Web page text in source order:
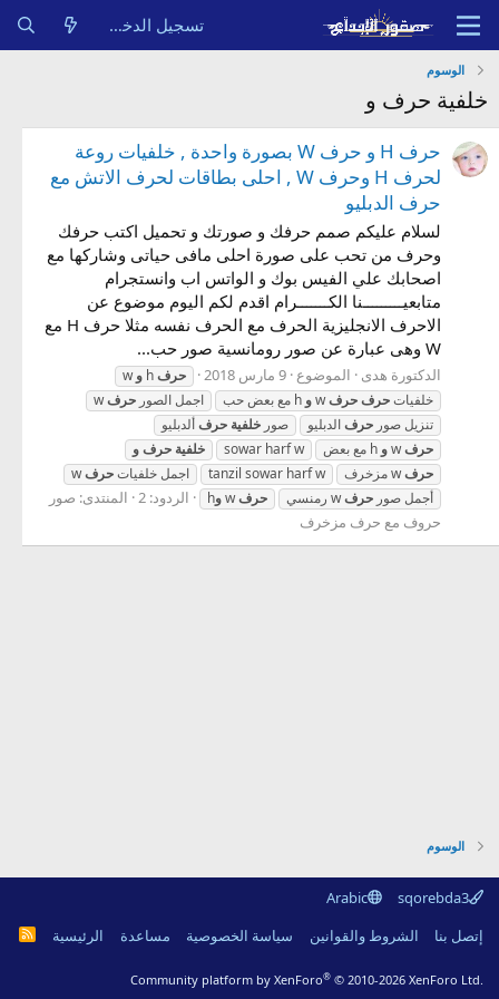
تسجيل الدخول
الوسوم
خلفية حرف و
حرف H و حرف W بصورة واحدة , خلفيات روعة
لحرف H وحرف W , احلى بطاقات لحرف الاتش مع
حرف الدبليو
لسلام عليكم صمم حرفك و صورتك و تحميل اكتب حرفك
وحرف من تحب على صورة احلى مافى حياتى وشاركها مع
اصحابك علي الفيس بوك و الواتس اب وانستجرام
متابعيـــــــــنا الكـــــــرام اقدم لكم اليوم موضوع عن
الاحرف الانجليزية الحرف مع الحرف نفسه مثلا حرف H مع
W وهى عبارة عن صور رومانسية صور حب...
الدكتورة هدى الموضوع 9 مارس 2018 حرف وw
خلفياتحرفحرفw و اجمل الصور حرفw
تنزيل صور حرفالدبليو صور خلفية حرفألدبليو
حرفw و sowar harf w خلفية حرفو
حرفw مزخرف tanzil sowar harf w اجمل خلفياتحرفw
أجمل صور حرفw رمنسي حرفw وh الردود: 2 المنتدى: صور
حروف مع حرف مزخرف
الوسوم
sqorebda3
Arabic
إتصل بنا
الشروط والقوانين سياسة الخصوصية مساعدة الرئيسية
R
Community platform by XenForo® © 2010-2026 XenForo Ltd.